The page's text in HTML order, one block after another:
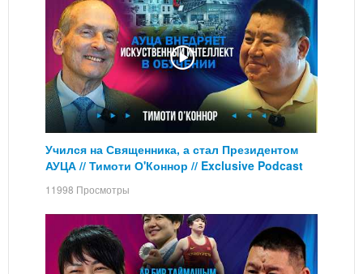
Учился на Священника, а стал Президентом
АУЦА // Тимоти О'Коннор // Exclusive Podcast
11998 Просмотры